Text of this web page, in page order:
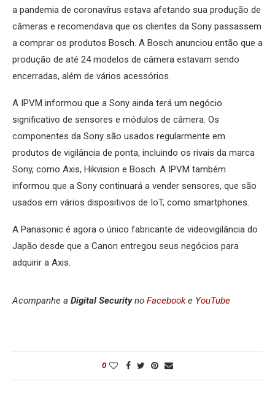
a pandemia de coronavírus estava afetando sua produção de
câmeras e recomendava que os clientes da Sony passassem
a comprar os produtos Bosch. A Bosch anunciou então que a
produção de até 24 modelos de câmera estavam sendo
encerradas, além de vários acessórios.
A IPVM informou que a Sony ainda terá um negócio
significativo de sensores e módulos de câmera. Os
componentes da Sony são usados regularmente em
produtos de vigilância de ponta, incluindo os rivais da marca
Sony, como Axis, Hikvision e Bosch. A IPVM também
informou que a Sony continuará a vender sensores, que são
usados em vários dispositivos de IoT, como smartphones.
A Panasonic é agora o único fabricante de videovigilância do
Japão desde que a Canon entregou seus negócios para
adquirir a Axis.
Acompanhe a Digital Securityno Facebooke YouTube
0